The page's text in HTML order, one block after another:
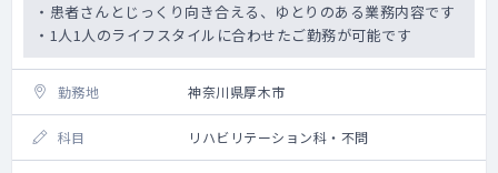
・患者さんとじっくり向き合える、ゆとりのある業務内容です
・1人1人のライフスタイルに合わせたご勤務が可能です
勤務地 神奈川県厚木市
科目 リハビリテーション科・不問